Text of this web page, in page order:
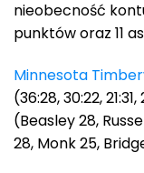
nieobecność
punktów oraz 11
Minnesota
(36:28, 30:22, 21:31,
(Beasley 28,
28, Monk 25,